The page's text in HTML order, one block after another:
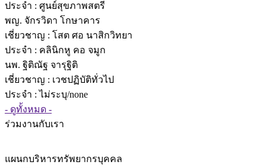
ประจำ : ศูนย์สุขภาพสตรี
พญ. จักรวิดา โกษาคาร
เชี่ยวชาญ : โสต ศอ นาสิกวิทยา
ประจำ : คลินิกหู คอ จมูก
นพ. ฐิติณัฐ จารุฐิติ
เชี่ยวชาญ : เวชปฏิบัติทั่วไป
ประจำ : ไม่ระบุ/none
- ดูทั้งหมด -
ร่วมงานกับเรา
แผนกบริหารทรัพยากรบุคคล